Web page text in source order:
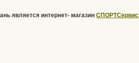
является интернет- магазин